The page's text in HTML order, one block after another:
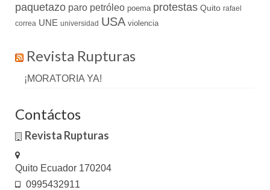
paquetazo paro petróleo poema protestas Quito rafael
correa UNE universidad USA violencia
Revista Rupturas
¡MORATORIA YA!
Contáctos
Revista Rupturas
Quito Ecuador 170204
0995432911